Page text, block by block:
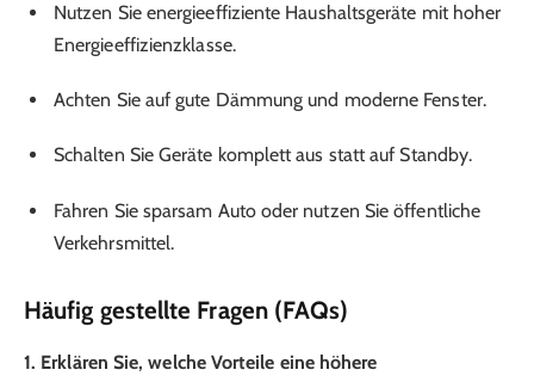
Nutzen Sie energieeffiziente Haushaltsgeräte mit hoher
Energieeffizienzklasse.
Achten Sie auf gute Dämmung und moderne Fenster.
Schalten Sie Geräte komplett aus statt auf Standby.
Fahren Sie sparsam Auto oder nutzen Sie öffentliche
Verkehrsmittel.
Häufig gestellte Fragen (FAQs)
1. Erklären Sie, welche Vorteile eine höhere